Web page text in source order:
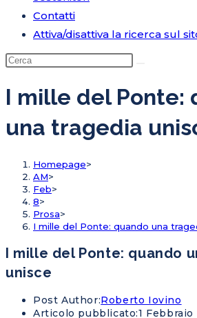
Contatti
Attiva/disattiva la ricerca sul
I mille del Ponte:
una tragedia
Homepage>
AM>
Feb>
8>
Prosa>
I mille del Ponte: quando una
I mille del Ponte: quando
unisce
Post Author:Roberto Iovino
Articolo pubblicato:1 Febbraio